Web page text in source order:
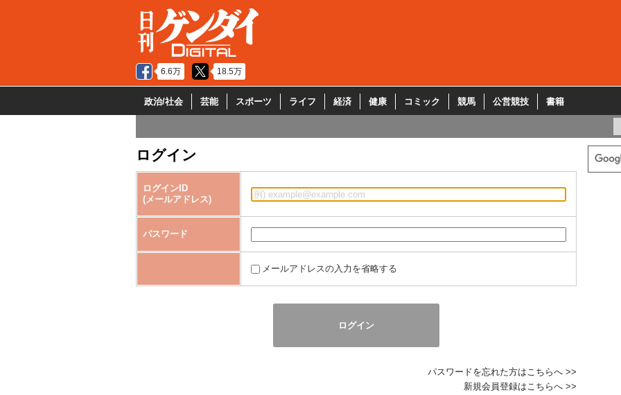
6.6万 18.5万
政治/社会 芸能 スポーツ ライフ 経済 健康 コミック 競馬 公営競技 書籍
ログイン
ログインID
(メールアドレス)
パスワード
メールアドレスの入力を省略する
パスワードを忘れた方はこちらへ >>
新規会員登録はこちらへ >>